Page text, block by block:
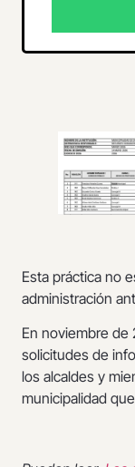
Esta práctica no
administración
En noviembre
solicitudes de
los alcaldes y
municipalidad